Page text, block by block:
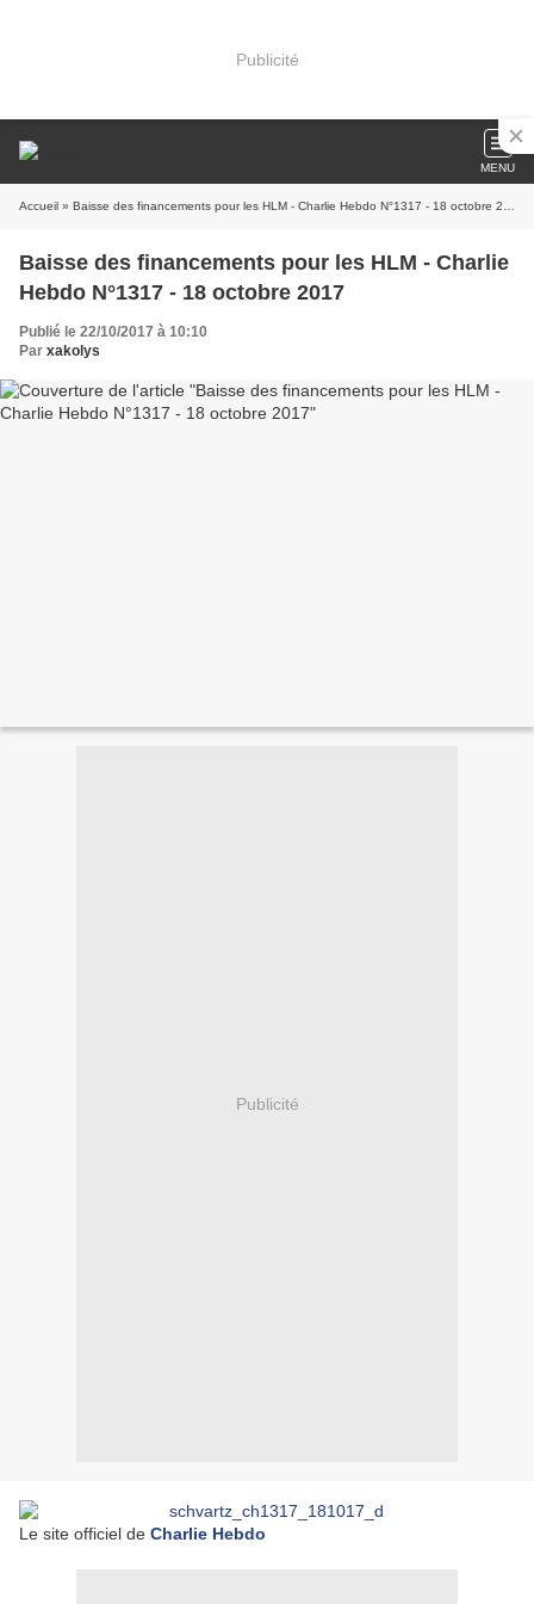
Publicité
MENU
Accueil » Baisse des financements pour les HLM - Charlie Hebdo N°1317 - 18 octobre 2017
Baisse des financements pour les HLM - Charlie
Hebdo N°1317 - 18 octobre 2017
Publié le 22/10/2017 à 10:10
Par xakolys
Publicité
Le site officiel de Charlie Hebdo